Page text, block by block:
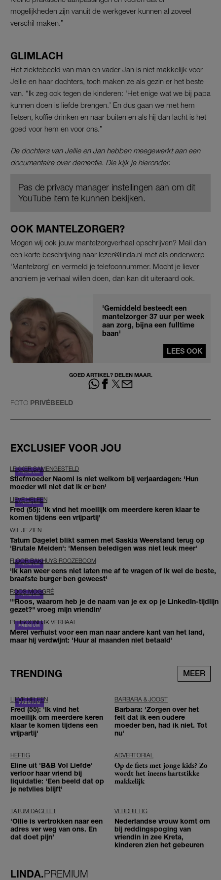
mogelijkheden zijn vanuit de werkgever kunnen al zoveel
verschil maken.”
GLIMLACH
Het ziektebeeld van man en vader Jan is niet makkelijk voor
Jellie en haar dochters, toch maken ze als gezin er het beste
van. “Ik zeg ook tegen de kinderen: ‘Het enige wat we bij papa
kunnen doen is liefde brengen.’ En dus gaan we met hem
fietsen, koffie drinken en naar buiten en als hij dan lacht is het
goed voor hem en voor ons.”
De dochters van Jellie en Jan hebben meegewerkt aan een
documentaire over dementie. Die kijk je hieronder.
Pas de privacy manager instellingen aan om dit
YouTube item te kunnen bekijken.
OOK MANTELZORGER?
Mogen wij ook jouw mantelzorgverhaal opschrijven? Mail dan
een korte beschrijving naar lezer@linda.nl met als onderwerp
‘Mantelzorg’ en vermeld je telefoonnummer. Mocht je liever
anoniem je verhaal willen doen, dan kan dit uiteraard ook.
'Gemiddeld besteedt een
mantelzorger 37 uur per week
aan zorg, bijna een fulltime
baan'
LEES OOK
GOED ARTIKEL? DELEN MAAR.
FOTO PRIVÉBEELD
EXCLUSIEF VOOR JOU
LEKKER SAMENGESTELD
Stiefmoeder Naomi is niet welkom bij verjaardagen: 'Hun
moeder wil niet dat ik er ben'
LIEVE HELEEN
Fred (55): 'Ik vind het moeilijk om meerdere keren klaar te
komen tijdens een vrijpartij'
WIL JE ZIEN
Tatum Dagelet blikt samen met Saskia Weerstand terug op
'Brutale Meiden': 'Mensen beledigen was niet leuk meer'
FLOOR BAKHUYS ROOZEBOOM
'Ik kan weer eens niet laten me af te vragen of ik wel de beste,
braafste burger ben geweest'
ROOS MOGGRÉ
'"Roos, waarom heb je de naam van je ex op je LinkedIn-tijdlijn
gezet?" vroeg mijn vriendin'
PERSOONLIJK VERHAAL
Merel verhuist voor een man naar andere kant van het land,
maar hij verdwijnt: 'Huur al maanden niet betaald'
TRENDING MEER
LIEVE HELEEN
Fred (55): 'Ik vind het
moeilijk om meerdere keren
klaar te komen tijdens een
vrijpartij'
BARBARA & JOOST
Barbara: 'Zorgen over het
feit dat ik een oudere
moeder ben, had ik niet. Tot
nu'
HEFTIG
Eline uit 'B&B Vol Liefde'
verloor haar vriend bij
liquidatie: 'Een beeld dat op
je netvlies blijft'
ADVERTORIAL
Op de fiets met jonge kids? Zo
wordt het ineens hartstikke
makkelijk
TATUM DAGELET
'Ollie is vertrokken naar een
adres ver weg van ons. En
dat doet pijn’
VERDRIETIG
Nederlandse vrouw komt om
bij reddingspoging van
vriendin in zee Kreta,
kinderen zien het gebeuren
LINDA.PREMIUM